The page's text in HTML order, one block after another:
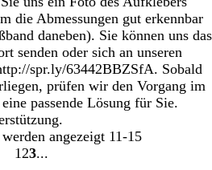
die Abmessungen gut erkennbar
daneben). Sie können uns das
senden oder sich an unseren
spr.ly/63442BBZSfA. Sobald
prüfen wir den Vorgang im
passende Lösung für Sie.
angezeigt 11-15
Gehe
1 Gehe
2 Gehe
3